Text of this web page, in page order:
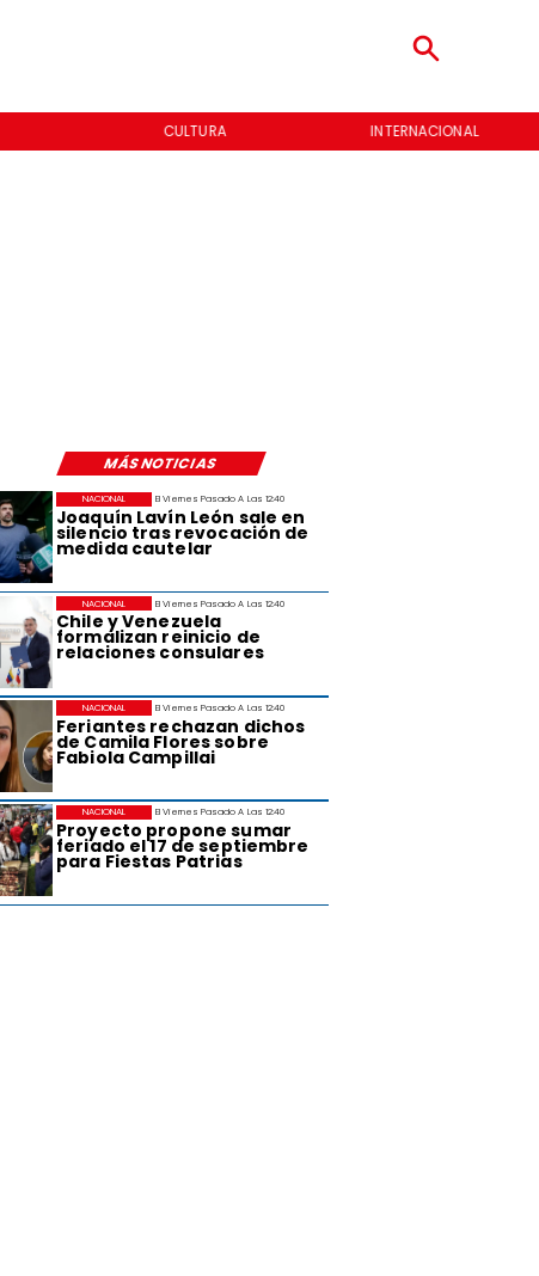
CULTURA INTERNACIONAL
MÁS NOTICIAS
El Viernes Pasado A Las 12:40
Joaquín Lavín León sale en
silencio tras revocación de
medida cautelar
NACIONAL
El Viernes Pasado A Las 12:40
Chile y Venezuela
formalizan reinicio de
relaciones consulares
NACIONAL
El Viernes Pasado A Las 12:40
Feriantes rechazan dichos
de Camila Flores sobre
Fabiola Campillai
NACIONAL
El Viernes Pasado A Las 12:40
Proyecto propone sumar
feriado el 17 de septiembre
para Fiestas Patrias
NACIONAL